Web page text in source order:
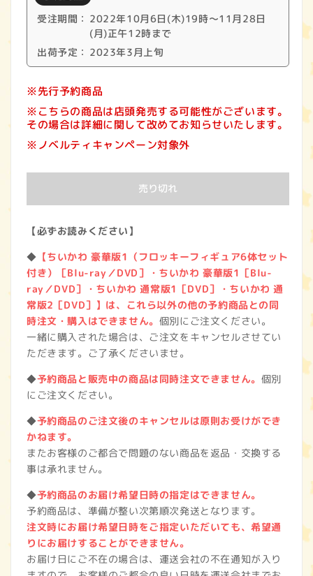
格
受注期間： 2022年10月6日(木)19時～11月28日
(月)正午12時まで
出荷予定： 2023年3月上旬
※先行予約商品
※こちらの商品は店頭発売する可能性がございます。
その場合は詳細に関して改めてお知らせいたします。
※ノベルティキャンペーン対象外
売り切れ
【必ずお読みください】
◆ 【ちいかわ 豪華版1（フロッキーフィギュア6体セット
付き）［Blu-ray／DVD］・ちいかわ 豪華版1［Blu-
ray／DVD］・ちいかわ 通常版1［DVD］・ちいかわ 通
常版2［DVD］】は、これら以外の他の予約商品との同
時注文・購入はできません。 個別にご注文ください。
一緒に購入された場合は、ご注文をキャンセルさせてい
ただきます。ご了承くださいませ。
◆予約商品と販売中の商品は同時注文できません。 個別
にご注文ください。
◆予約商品のご注文後のキャンセルは原則お受けができ
かねます。
またお客様のご都合で問題のない商品を返品・交換する
事は承れません。
◆予約商品のお届け希望日時の指定はできません。
予約商品は、準備が整い次第順次発送となります。
注文時にお届け希望日時をご指定いただいても、希望通
りにお届けすることができません。
お届け日にご不在の場合は、運送会社の不在通知が入り